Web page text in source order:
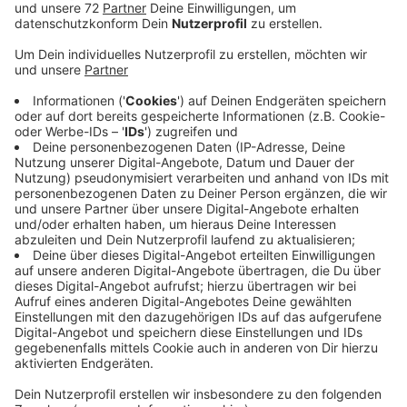
Veröffentlicht:Dienstag, 12.03.2024 07:15
Die Bahn hat sich bei Radio Kiepenkerl-Hörer Pascal
gemeldet. Er war Ende Februar mit einer falsch
gestempelten Fahrkarte in den Zug gestiegen und
sollte ein Bußgeld von 60 Euro zahlen. Nach unserem
ersten Eingreifen hieß es - erledigt! Das Bußgeld für
Pascal entfällt. Jetzt, knapp zwei Wochen später, hat
Pascal einen Brief von der Bahn bekommen:
Kontrolleure hätten keinen Fehler an dem Automaten
festgestellt. Deshalb müsse er den Fahrpreis von 6,10
€ nachbezahlen. So geht´s nicht! Wir haben nochmal
bei der Bahn nachgefragt. Und die rudert zurück: Es
handele sich um ein Versehen.